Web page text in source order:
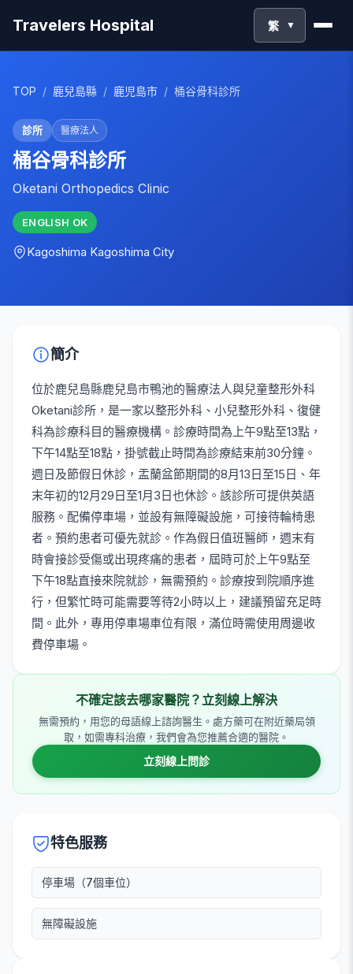
Travelers Hospital 繁 ▼
TOP / 鹿兒島縣 / 鹿児島市 / 桶谷骨科診所
診所 醫療法人
桶谷骨科診所
Oketani Orthopedics Clinic
ENGLISH OK
Kagoshima Kagoshima City
簡介
位於鹿兒島縣鹿兒島市鴨池的醫療法人與兒童整形外科
Oketani診所，是一家以整形外科、小兒整形外科、復健
科為診療科目的醫療機構。診療時間為上午9點至13點，
下午14點至18點，掛號截止時間為診療結束前30分鐘。
週日及節假日休診，盂蘭盆節期間的8月13日至15日、年
末年初的12月29日至1月3日也休診。該診所可提供英語
服務。配備停車場，並設有無障礙設施，可接待輪椅患
者。預約患者可優先就診。作為假日值班醫師，週末有
時會接診受傷或出現疼痛的患者，屆時可於上午9點至
下午18點直接來院就診，無需預約。診療按到院順序進
行，但繁忙時可能需要等待2小時以上，建議預留充足時
間。此外，專用停車場車位有限，滿位時需使用周邊收
費停車場。
不確定該去哪家醫院？立刻線上解決
無需預約，用您的母語線上諮詢醫生。處方藥可在附近藥局領
取，如需專科治療，我們會為您推薦合適的醫院。
立刻線上問診
特色服務
停車場（7個車位）
無障礙設施